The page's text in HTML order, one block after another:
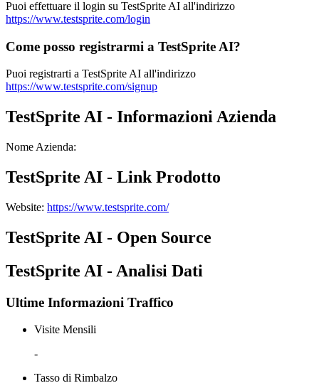
Puoi effettuare il login su TestSprite AI all'indirizzo
https://www.testsprite.com/login
Come posso registrarmi a TestSprite AI?
Puoi registrarti a TestSprite AI all'indirizzo
https://www.testsprite.com/signup
TestSprite AI - Informazioni Azienda
Nome Azienda:
TestSprite AI - Link Prodotto
Website: https://www.testsprite.com/
TestSprite AI - Open Source
TestSprite AI - Analisi Dati
Ultime Informazioni Traffico
Visite Mensili
-
Tasso di Rimbalzo